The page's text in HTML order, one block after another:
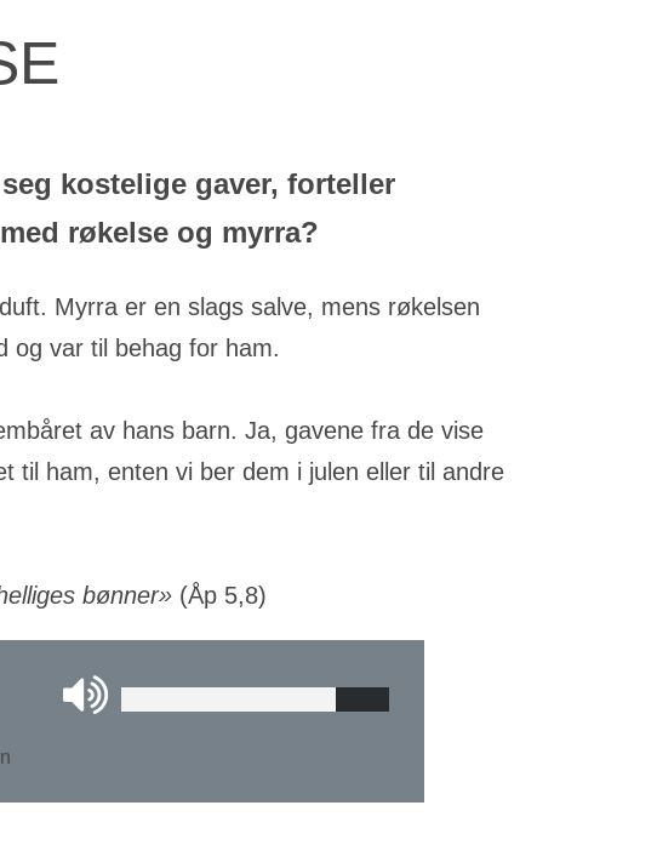
kostelige gaver, forteller
røkelse og myrra?
Myrra er en slags salve, mens røkelsen
og var til behag for ham.
av hans barn. Ja, gavene fra de vise
til ham, enten vi ber dem i julen eller til andre
bønner» (Åp 5,8)